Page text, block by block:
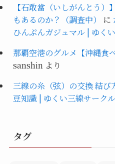
【石敢當（いしがんとう
もあるのか？（調査中）
に
ひんぷんガジュマル | ゆく
那覇空港のグルメ【沖縄食
sanshinより
三線の糸（弦）の交換 結び
豆知識 | ゆくい三線サークル
タグ